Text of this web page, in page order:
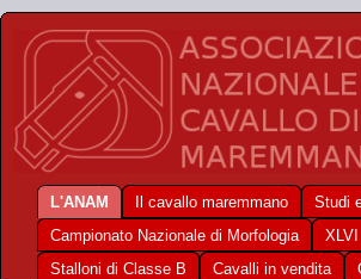
L'ANAM Il cavallo maremmano Studi
Campionato Nazionale di Morfologia
Stalloni di Classe B
Cavalli in vendita